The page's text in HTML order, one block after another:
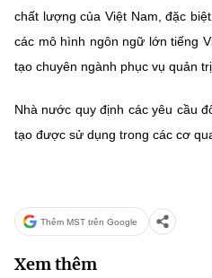
chất lượng của Việt Nam, đặc
các mô hình ngôn ngữ lớn tiếng
tạo chuyên ngành phục vụ quản
Nhà nước quy định các yêu cầu
tạo được sử dụng trong các cơ
Thêm MST trên Google
Xem thêm